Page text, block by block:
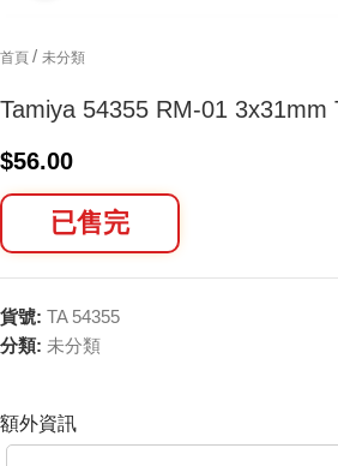
首頁 / 未分類
Tamiya 54355 RM-01 3x31mm
$56.00
已售完
貨號: TA 54355
分類: 未分類
額外資訊